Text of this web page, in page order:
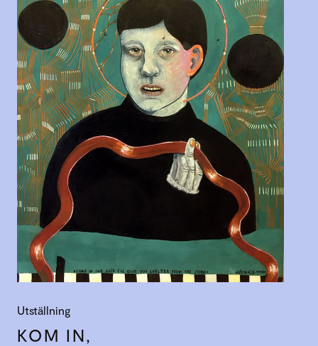
Utställning
KOM IN,